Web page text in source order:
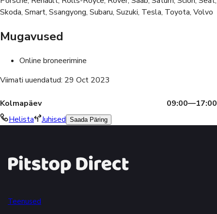
Skoda, Smart, Ssangyong, Subaru, Suzuki, Tesla, Toyota, Volvo
Mugavused
Online broneerimine
Viimati uuendatud: 29 Oct 2023
Kolmapäev
09:00—17:00
Helista
Juhised Saada Päring
Teenused